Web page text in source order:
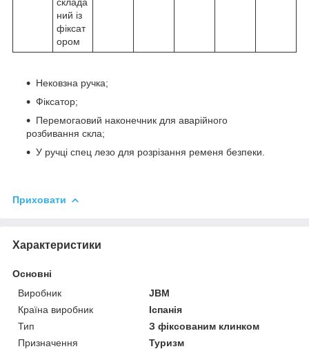
ний із
фіксат
ором
Нековзна ручка;
Фіксатор;
Перемогаовий наконечник для аварійного
розбивання скла;
У ручці спец лезо для розрізання ременя безпеки.
Приховати
Характеристики
Основні
Виробник
JBM
Країна виробник
Іспанія
Тип
З фіксованим клинком
Призначення
Туризм